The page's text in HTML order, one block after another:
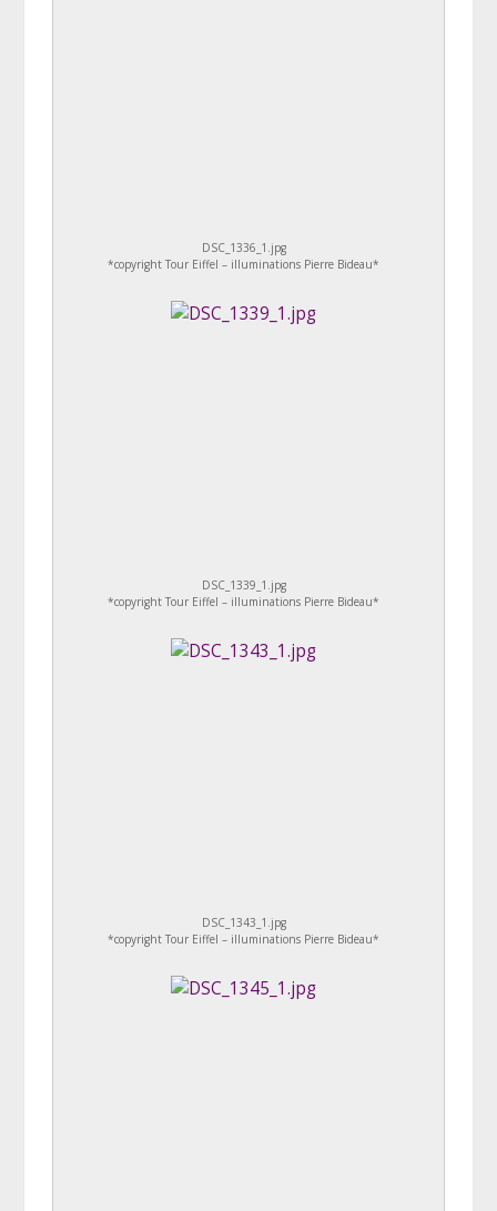
DSC_1336_1.jpg
*copyright Tour Eiffel – illuminations Pierre Bideau*
DSC_1339_1.jpg
*copyright Tour Eiffel – illuminations Pierre Bideau*
DSC_1343_1.jpg
*copyright Tour Eiffel – illuminations Pierre Bideau*